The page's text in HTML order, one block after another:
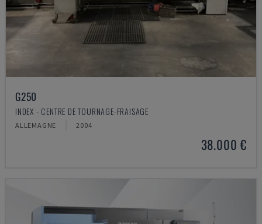
G250
INDEX - CENTRE DE TOURNAGE-FRAISAGE
ALLEMAGNE 2004
38.000 €